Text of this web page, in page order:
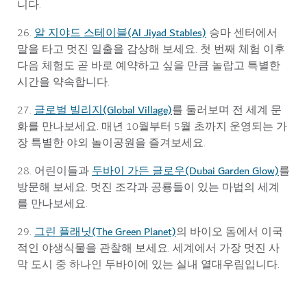
니다.
26. 알 지야드 스테이블(Al Jiyad Stables) 승마 센터에서
말을 타고 멋진 일출을 감상해 보세요. 첫 번째 체험 이후
다음 체험도 곧 바로 예약하고 싶을 만큼 놀랍고 특별한
시간을 약속합니다.
27. 글로벌 빌리지(Global Village)를 둘러보며 전 세계 문
화를 만나보세요. 매년 10월부터 5월 초까지 운영되는 가
장 특별한 야외 놀이공원을 즐겨보세요.
28. 어린이들과두바이 가든 글로우(Dubai Garden Glow)를
방문해 보세요. 멋진 조각과 공룡들이 있는 마법의 세계
를 만나보세요.
29. 그린 플래닛(The Green Planet)의 바이오 돔에서 이국
적인 야생식물을 관찰해 보세요. 세계에서 가장 멋진 사
막 도시 중 하나인 두바이에 있는 실내 열대우림입니다.